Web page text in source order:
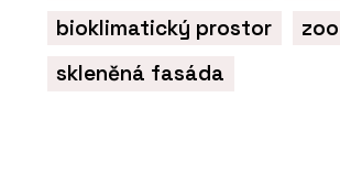
bioklimatický prostor
zoo
skleněná fasáda